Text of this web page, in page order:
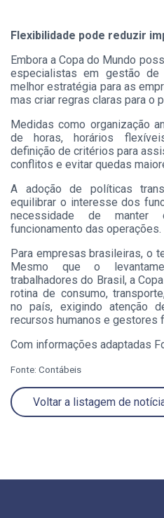
Flexibilidade pode reduzir
Embora a Copa do Mundo
especialistas em gestão
melhor estratégia para as
mas criar regras claras para o
Medidas como organização
de horas, horários
definição de critérios para
conflitos e evitar quedas
A adoção de políticas
equilibrar o interesse dos
necessidade de manter
funcionamento das operações.
Para empresas brasileiras, o
Mesmo que o
trabalhadores do Brasil, a
rotina de consumo,
no país, exigindo atenção
recursos humanos e gestores
Com informações adaptadas
Fonte: Contábeis
Voltar a listagem de